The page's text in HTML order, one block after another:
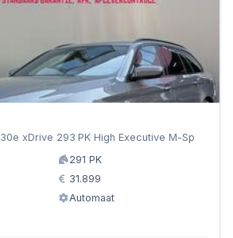
xDrive 293 PK High Executive M-Sp
291 PK
31.899
Automaat